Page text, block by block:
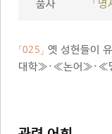
품사 「명
「025」 옛 성현들이
대학≫·≪논어≫·≪